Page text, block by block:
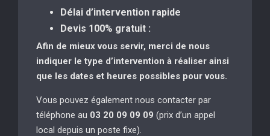
Délai d’intervention rapide
Devis 100% gratuit :
Afin de mieux vous servir, merci de nous
indiquer le type d’intervention à réaliser ainsi
que les dates et heures possibles pour vous.
Vous pouvez également nous contacter par
téléphone au 03 20 09 09 09 (prix d’un appel
local depuis un poste fixe).